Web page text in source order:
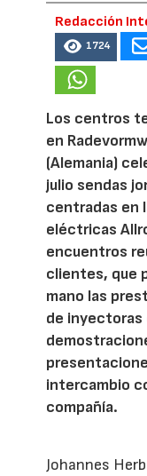
Redacción
1724
Los centros
en
(Alemania)
julio sendas
centradas en
eléctricas
encuentros
clientes, que
mano las
de inyectoras
intercambio
compañía.
Johannes